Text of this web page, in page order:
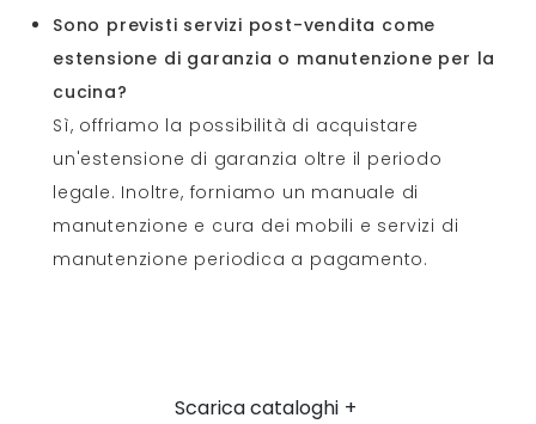
Sono previsti servizi post-vendita come
estensione di garanzia o manutenzione per la
cucina?
Sì, offriamo la possibilità di acquistare
un'estensione di garanzia oltre il periodo
legale. Inoltre, forniamo un manuale di
manutenzione e cura dei mobili e servizi di
manutenzione periodica a pagamento.
Scarica cataloghi